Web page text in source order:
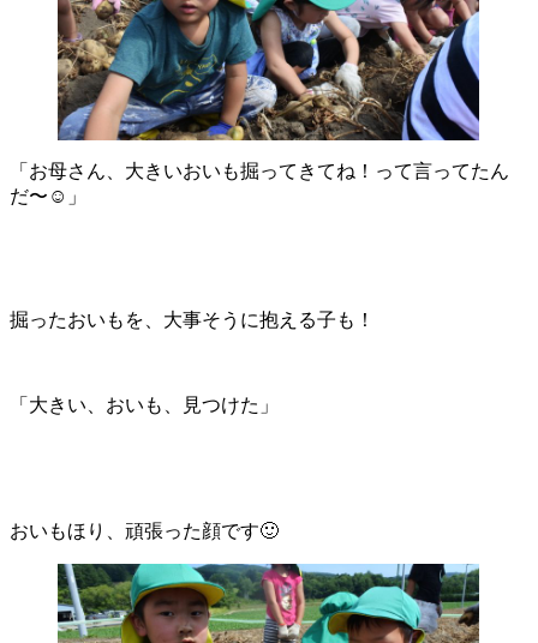
「お母さん、大きいおいも掘ってきてね！って言ってたん
だ〜☺︎」
掘ったおいもを、大事そうに抱える子も！
「大きい、おいも、見つけた」
おいもほり、頑張った顔です🙂